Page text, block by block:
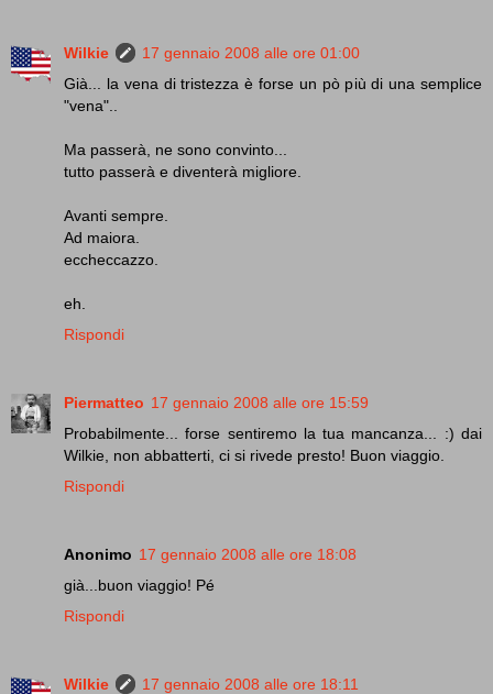
Wilkie
17 gennaio 2008 alle ore 01:00
Già... la vena di tristezza è forse un pò più di una semplice
"vena"..
Ma passerà, ne sono convinto...
tutto passerà e diventerà migliore.
Avanti sempre.
Ad maiora.
eccheccazzo.
eh.
Rispondi
Piermatteo 17 gennaio 2008 alle ore 15:59
Probabilmente... forse sentiremo la tua mancanza... :) dai
Wilkie, non abbatterti, ci si rivede presto! Buon viaggio.
Rispondi
Anonimo 17 gennaio 2008 alle ore 18:08
già...buon viaggio! Pé
Rispondi
Wilkie
17 gennaio 2008 alle ore 18:11